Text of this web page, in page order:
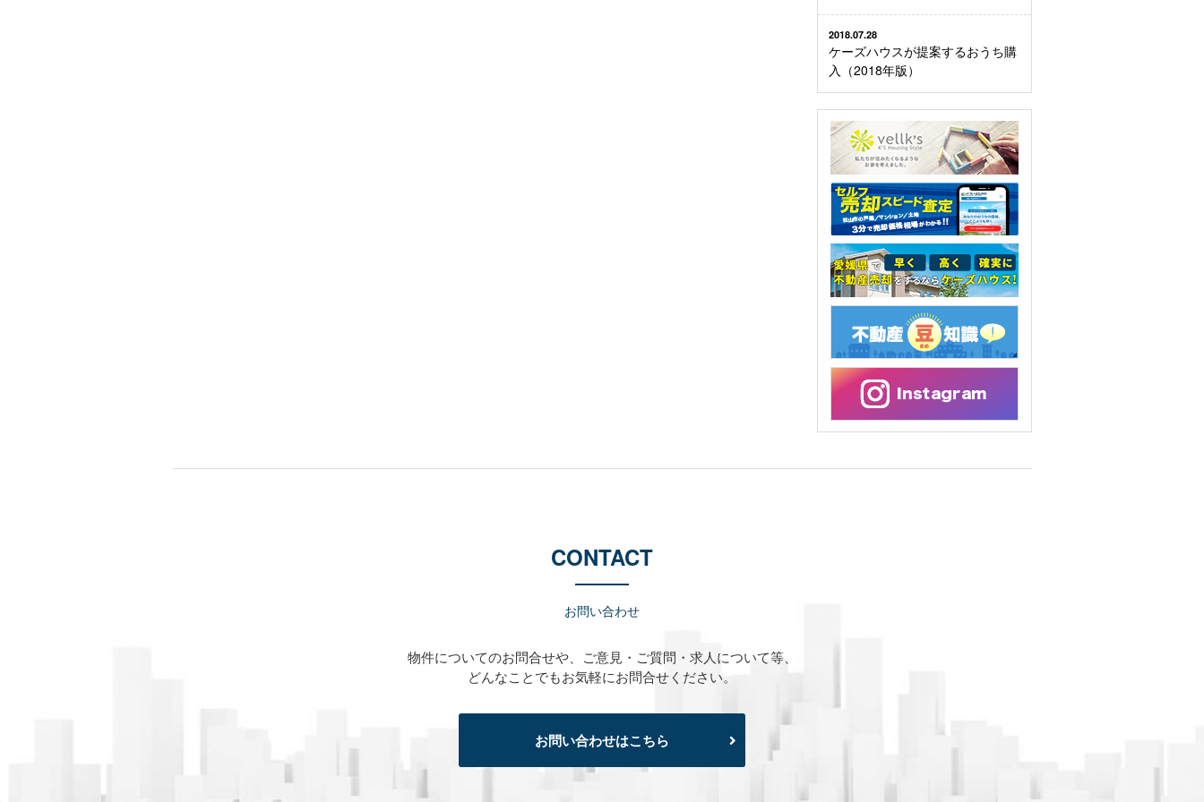
2018.07.28
ケーズハウスが提案するおうち購
入（2018年版）
CONTACT
お問い合わせ
物件についてのお問合せや、
ご意見・ご質問・求人について等、
どんなことでもお気軽にお問合せください。
お問い合わせはこちら